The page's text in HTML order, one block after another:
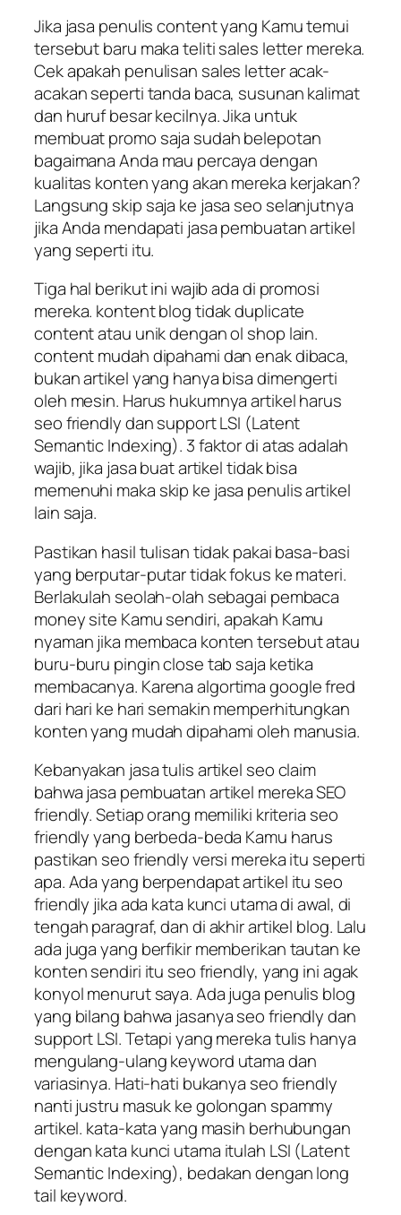
Jika jasa penulis content yang Kamu temui
tersebut baru maka teliti sales letter mereka.
Cek apakah penulisan sales letter acak-
acakan seperti tanda baca, susunan kalimat
dan huruf besar kecilnya. Jika untuk
membuat promo saja sudah belepotan
bagaimana Anda mau percaya dengan
kualitas konten yang akan mereka kerjakan?
Langsung skip saja ke jasa seo selanjutnya
jika Anda mendapati jasa pembuatan artikel
yang seperti itu.
Tiga hal berikut ini wajib ada di promosi
mereka. kontent blog tidak duplicate
content atau unik dengan ol shop lain.
content mudah dipahami dan enak dibaca,
bukan artikel yang hanya bisa dimengerti
oleh mesin. Harus hukumnya artikel harus
seo friendly dan support LSI (Latent
Semantic Indexing). 3 faktor di atas adalah
wajib, jika jasa buat artikel tidak bisa
memenuhi maka skip ke jasa penulis artikel
lain saja.
Pastikan hasil tulisan tidak pakai basa-basi
yang berputar-putar tidak fokus ke materi.
Berlakulah seolah-olah sebagai pembaca
money site Kamu sendiri, apakah Kamu
nyaman jika membaca konten tersebut atau
buru-buru pingin close tab saja ketika
membacanya. Karena algortima google fred
dari hari ke hari semakin memperhitungkan
konten yang mudah dipahami oleh manusia.
Kebanyakan jasa tulis artikel seo claim
bahwa jasa pembuatan artikel mereka SEO
friendly. Setiap orang memiliki kriteria seo
friendly yang berbeda-beda Kamu harus
pastikan seo friendly versi mereka itu seperti
apa. Ada yang berpendapat artikel itu seo
friendly jika ada kata kunci utama di awal, di
tengah paragraf, dan di akhir artikel blog. Lalu
ada juga yang berfikir memberikan tautan ke
konten sendiri itu seo friendly, yang ini agak
konyol menurut saya. Ada juga penulis blog
yang bilang bahwa jasanya seo friendly dan
support LSI. Tetapi yang mereka tulis hanya
mengulang-ulang keyword utama dan
variasinya. Hati-hati bukanya seo friendly
nanti justru masuk ke golongan spammy
artikel. kata-kata yang masih berhubungan
dengan kata kunci utama itulah LSI (Latent
Semantic Indexing), bedakan dengan long
tail keyword.